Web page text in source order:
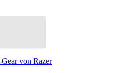
von Razer